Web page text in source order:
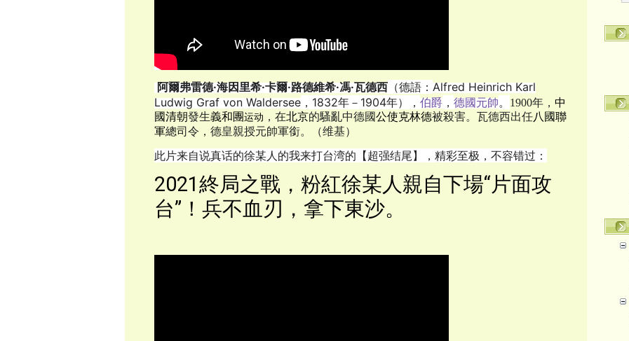
阿爾弗雷德·海因里希·卡爾·路德維希·馮·瓦德西（德語： Alfred Heinrich Karl
Ludwig Graf von Waldersee，1832年－1904年）， 伯爵， 德國元帥。 1900年， 中
國清朝發生義和團运动 ，在北京的騷亂中德國公使克林德被殺害。瓦德西出任八國聯
軍總司令，德皇親授元帥軍銜。（维基）
此片来自说真话的徐某人的我来打台湾的【超强结尾】，精彩至极，不容错过：
2021終局之戰，粉紅徐某人親自下場“片面攻
台”！兵不血刃，拿下東沙。